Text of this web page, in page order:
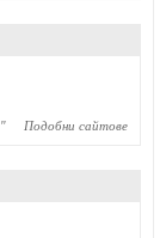
" Подобни сайтове